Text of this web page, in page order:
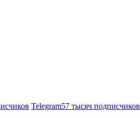
Telegram57 тысяч подписчиков